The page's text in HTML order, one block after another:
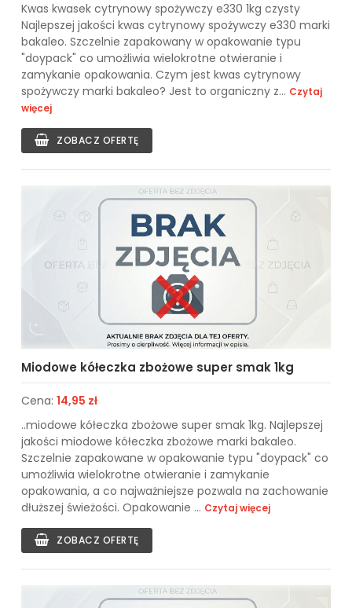
Kwas kwasek cytrynowy spożywczy e330 1kg czysty
Najlepszej jakości kwas cytrynowy spożywczy e330 marki
bakaleo. Szczelnie zapakowany w opakowanie typu
"doypack" co umożliwia wielokrotne otwieranie i
zamykanie opakowania. Czym jest kwas cytrynowy
spożywczy marki bakaleo? Jest to organiczny z... Czytaj
więcej
ZOBACZ OFERTĘ
Miodowe kółeczka zbożowe super smak 1kg
Cena: 14,95 zł
..miodowe kółeczka zbożowe super smak 1kg. Najlepszej
jakości miodowe kółeczka zbożowe marki bakaleo.
Szczelnie zapakowane w opakowanie typu "doypack" co
umożliwia wielokrotne otwieranie i zamykanie
opakowania, a co najważniejsze pozwala na zachowanie
dłuższej świeżości. Opakowanie ... Czytaj więcej
ZOBACZ OFERTĘ